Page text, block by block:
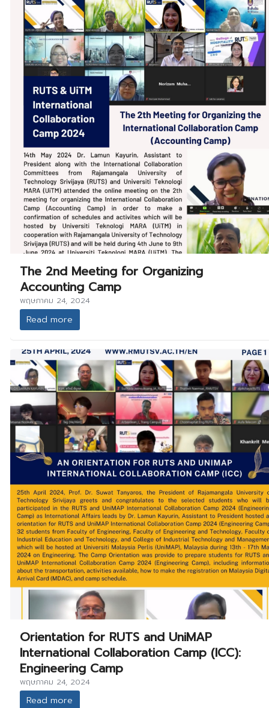
The 2nd Meeting for Organizing
Accounting Camp
พฤษภาคม 24, 2024
Read more
Orientation for RUTS and UniMAP
International Collaboration Camp (ICC):
Engineering Camp
พฤษภาคม 24, 2024
Read more